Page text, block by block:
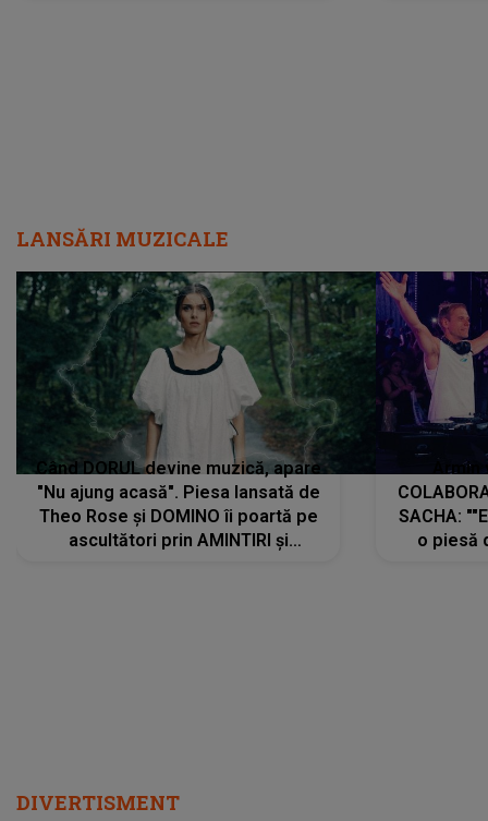
LANSĂRI MUZICALE
Când DORUL devine muzică, apare
"Nu ajung acasă". Piesa lansată de
Theo Rose și DOMINO îi poartă pe
ascultători prin AMINTIRI și
SACHA:
o piesă
DIVERTISMENT